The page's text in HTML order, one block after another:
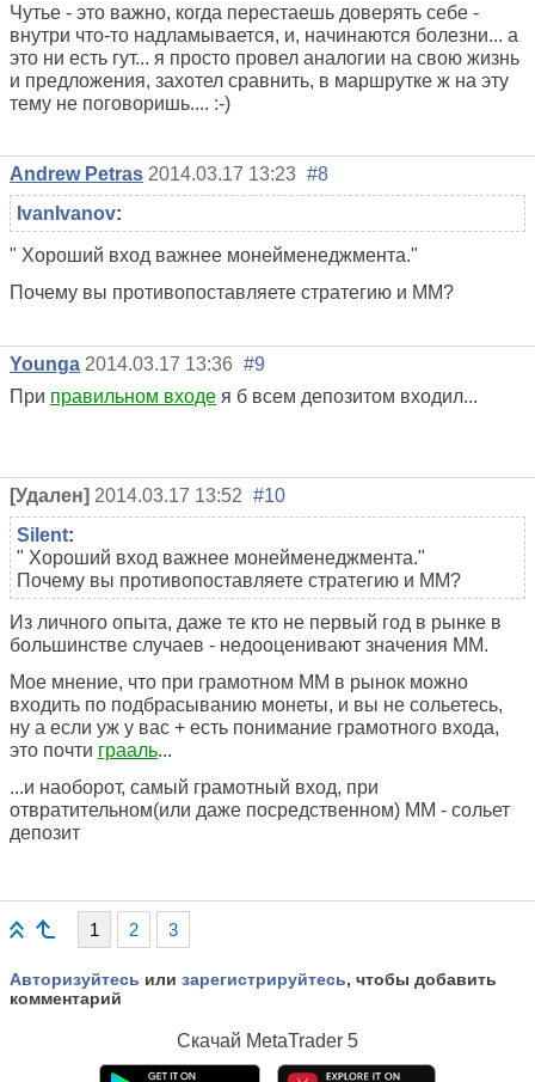
Чутье - это важно, когда перестаешь доверять себе -
внутри что-то надламывается, и, начинаются болезни... а
это ни есть гут... я просто провел аналогии на свою жизнь
и предложения, захотел сравнить, в маршрутке ж на эту
тему не поговоришь.... :-)
Andrew Petras 2014.03.17 13:23 #8
IvanIvanov:
" Хороший вход важнее монейменеджмента."
Почему вы противопоставляете стратегию и ММ?
Younga 2014.03.17 13:36 #9
При правильном входе я б всем депозитом входил...
[Удален] 2014.03.17 13:52 #10
Silent:
" Хороший вход важнее монейменеджмента."
Почему вы противопоставляете стратегию и ММ?
Из личного опыта, даже те кто не первый год в рынке в
большинстве случаев - недооценивают значения ММ.
Мое мнение, что при грамотном ММ в рынок можно
входить по подбрасыванию монеты, и вы не сольетесь,
ну а если уж у вас + есть понимание грамотного входа,
это почти грааль...
...и наоборот, самый грамотный вход, при
отвратительном(или даже посредственном) ММ - сольет
депозит
1 2 3
Авторизуйтесь или зарегистрируйтесь, чтобы добавить
комментарий
Скачай MetaTrader 5